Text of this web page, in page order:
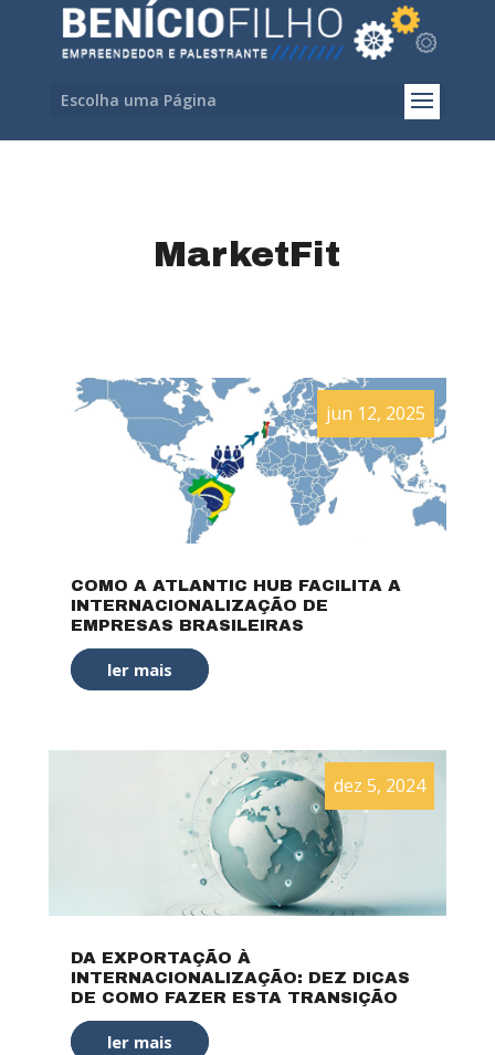
Escolha uma Página
MarketFit
COMO A ATLANTIC HUB FACILITA A
INTERNACIONALIZAÇÃO DE
EMPRESAS BRASILEIRAS
jun 12, 2025
ler mais
DA EXPORTAÇÃO À
INTERNACIONALIZAÇÃO: DEZ DICAS
DE COMO FAZER ESTA TRANSIÇÃO
dez 5, 2024
ler mais